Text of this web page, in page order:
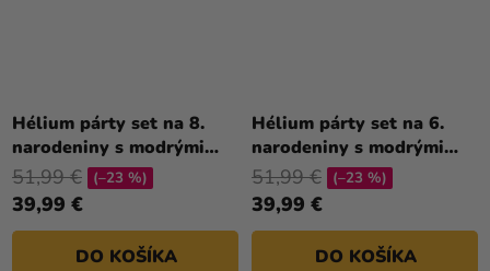
Hélium párty set na 8.
narodeniny s modrými
balónmi
39,99 €
51,99 € (–23 %)
DO KOŠÍKA
Hélium párty set na 6.
narodeniny s modrými
balónmi
39,99 €
51,99 € (–23 %)
DO KOŠÍKA